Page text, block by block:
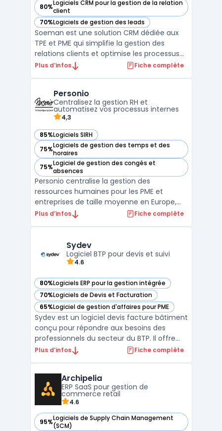
80%Logiciels CRM pour la gestion de la relation
client
— voir Soeman dans cette catégorie
70%Logiciels de gestion des leads
— voir Soeman dans cette catégorie
Soeman est une solution CRM dédiée aux
TPE et PME qui simplifie la gestion des
relations clients et optimise les processus
commerciaux. Grâce à des fonctionnalités
d'améliorer la visibilité sur les actions
commerciale ...
Plus d’infos Fiche complète
Personio
Centralisez la gestion RH et
automatisez vos processus internes
4,3
85%Logiciels SIRH
— voir Personio dans cette catégorie
75%Logiciels de gestion des temps et des
horaires
— voir Personio dans cette catégorie
75%Logiciel de gestion des congés et
absences
— voir Personio dans cette catégorie
Personio centralise la gestion des
ressources humaines pour les PME et
entreprises de taille moyenne en Europe,
facilitant le pilotage RH sur l’ensemble du
informations et à la multiplicité des outils
pour la paie, le ...
Plus d’infos Fiche complète
Sydev
Logiciel BTP pour devis et suivi
4.6
80%Logiciels ERP pour la gestion intégrée
— voir Sydev dans cette catégorie
70%Logiciels de Devis et Facturation
— voir Sydev dans cette catégorie
65%Logiciel de gestion d'affaires pour PME
— voir Sydev dans cette catégorie
Sydev est un logiciel devis facture bâtiment
conçu pour répondre aux besoins des
professionnels du secteur du BTP. Il offre
une solution centralisée pour la gestion des
production de documents conformes aux
régleme ...
Plus d’infos Fiche complète
Archipelia
ERP SaaS pour gestion de
commerce retail
4.6
95%Logiciels de Supply Chain Management
(SCM)
— voir Archipelia dans cette catégorie